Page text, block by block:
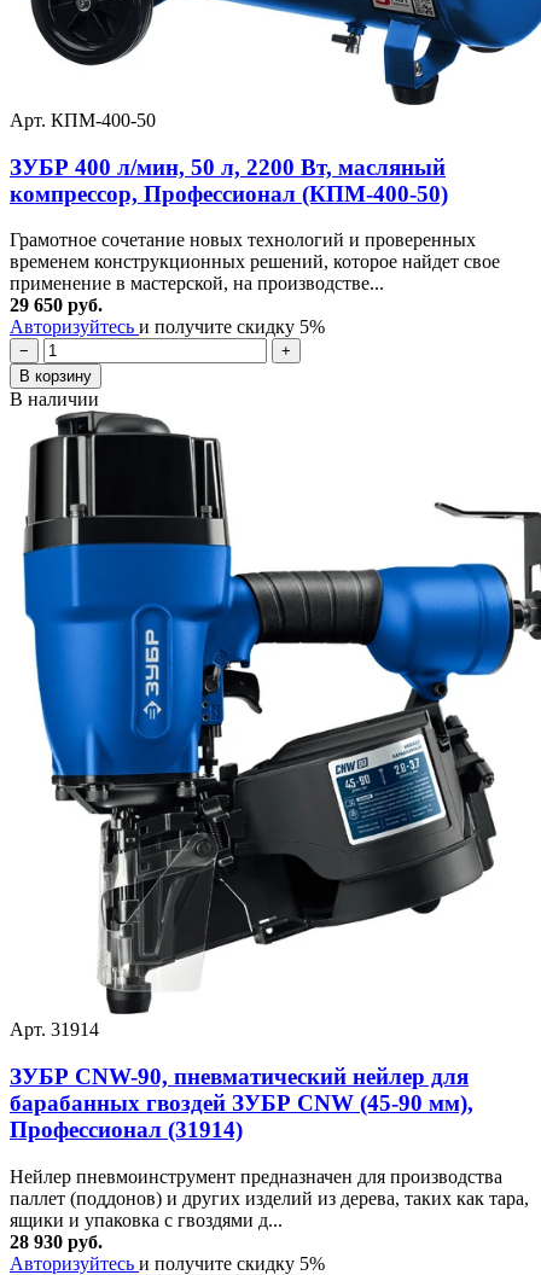
Арт. КПМ-400-50
ЗУБР 400 л/мин, 50 л, 2200 Вт, масляный
компрессор, Профессионал (КПМ-400-50)
Грамотное сочетание новых технологий и проверенных
временем конструкционных решений, которое найдет свое
применение в мастерской, на производстве...
29 650 руб.
Авторизуйтесь и получите скидку 5%
−
+
В корзину
В наличии
Арт. 31914
ЗУБР CNW-90, пневматический нейлер для
барабанных гвоздей ЗУБР CNW (45-90 мм),
Профессионал (31914)
Нейлер пневмоинструмент предназначен для производства
паллет (поддонов) и других изделий из дерева, таких как тара,
ящики и упаковка с гвоздями д...
28 930 руб.
Авторизуйтесь и получите скидку 5%